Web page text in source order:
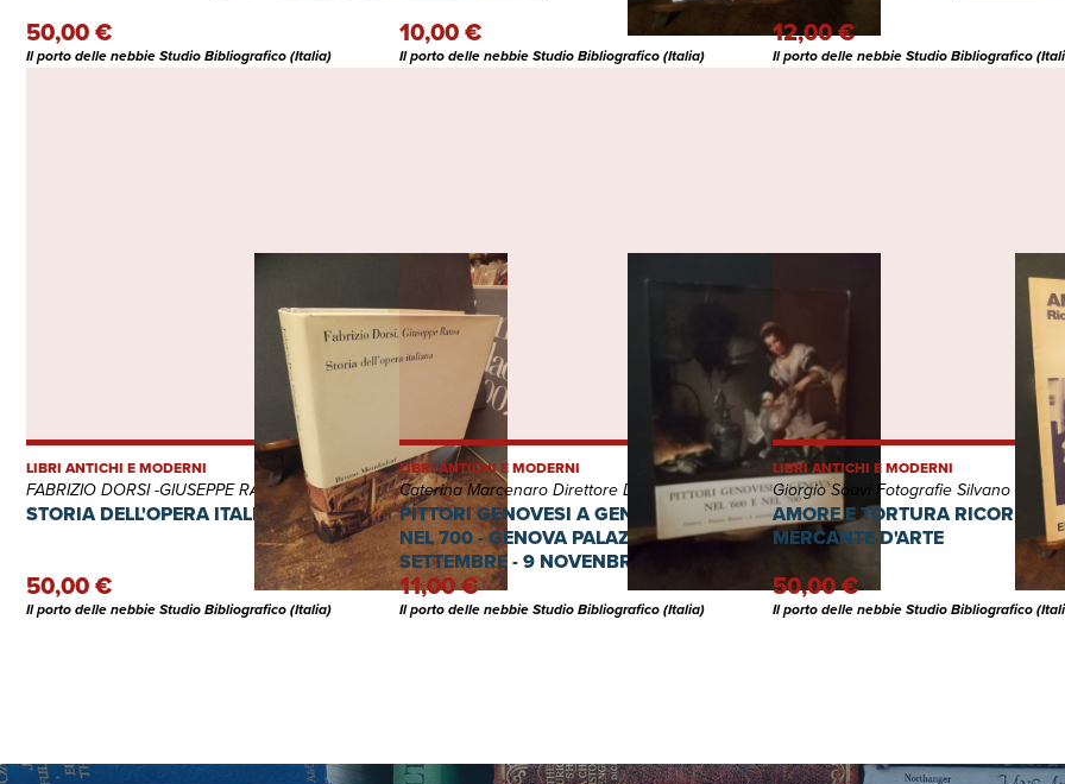
50,00 €
Il porto delle nebbie Studio Bibliografico (Italia)
10,00 €
Il porto delle nebbie Studio Bibliografico (Italia)
12,00 €
Il porto delle nebbie Studio Bibliografico
STORIA DELL'OPERA ITALIANA
LIBRI ANTICHI E MODERNI
FABRIZIO DORSI -GIUSEPPE RAUSA
50,00 €
Il porto delle nebbie Studio Bibliografico (Italia)
PITTORI GENOVESI A GENOVA NEL 600 E
NEL 700 - GENOVA PALAZZO BIANCO 6
SETTEMBRE - 9 NOVENBRE 1969
LIBRI ANTICHI E MODERNI
Caterina Marcenaro Direttore Della Mostra
11,00 €
Il porto delle nebbie Studio Bibliografico (Italia)
AMORE E TORTURA RICORDI DI
MERCANTE D'ARTE
LIBRI ANTICHI E MODERNI
Giorgio Soavi Fotografie Silvano Maggi
50,00 €
Il porto delle nebbie Studio Bibliografico